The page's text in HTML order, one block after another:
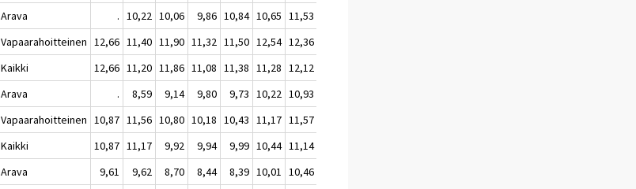
Arava . 10,22 10,06 9,86 10,84 10,65 11,53
Vapaarahoitteinen 12,66 11,40 11,90 11,32 11,50 12,54 12,36
Kaikki
12,66 11,20 11,86 11,08 11,38 11,28 12,12
Arava . 8,59 9,14 9,80 9,73 10,22 10,93
Vapaarahoitteinen 10,87 11,56 10,80 10,18 10,43 11,17 11,57
Kaikki
10,87 11,17 9,92 9,94 9,99 10,44 11,14
Arava 9,61 9,62 8,70 8,44 8,39 10,01 10,46